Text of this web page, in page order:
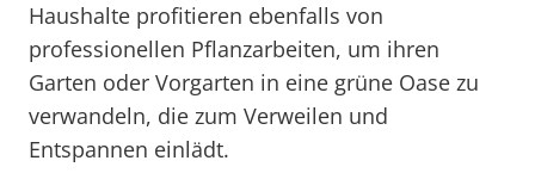
Haushalte profitieren ebenfalls von
professionellen Pflanzarbeiten, um ihren
Garten oder Vorgarten in eine grüne Oase zu
verwandeln, die zum Verweilen und
Entspannen einlädt.